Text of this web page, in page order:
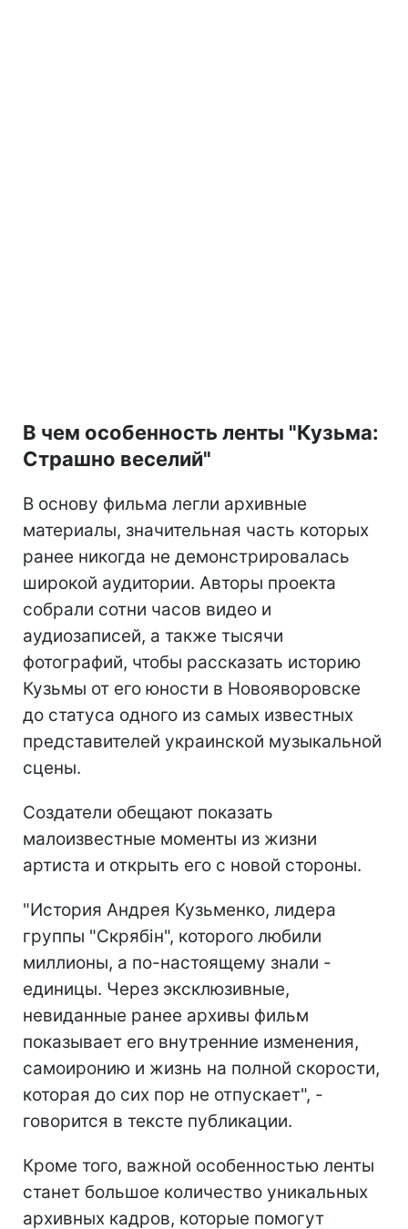
В чем особенность ленты "Кузьма:
Страшно веселий"
В основу фильма легли архивные
материалы, значительная часть которых
ранее никогда не демонстрировалась
широкой аудитории. Авторы проекта
собрали сотни часов видео и
аудиозаписей, а также тысячи
фотографий, чтобы рассказать историю
Кузьмы от его юности в Новояворовске
до статуса одного из самых известных
представителей украинской музыкальной
сцены.
Создатели обещают показать
малоизвестные моменты из жизни
артиста и открыть его с новой стороны.
"История Андрея Кузьменко, лидера
группы "Скрябін", которого любили
миллионы, а по-настоящему знали -
единицы. Через эксклюзивные,
невиданные ранее архивы фильм
показывает его внутренние изменения,
самоиронию и жизнь на полной скорости,
которая до сих пор не отпускает", -
говорится в тексте публикации.
Кроме того, важной особенностью ленты
станет большое количество уникальных
архивных кадров, которые помогут